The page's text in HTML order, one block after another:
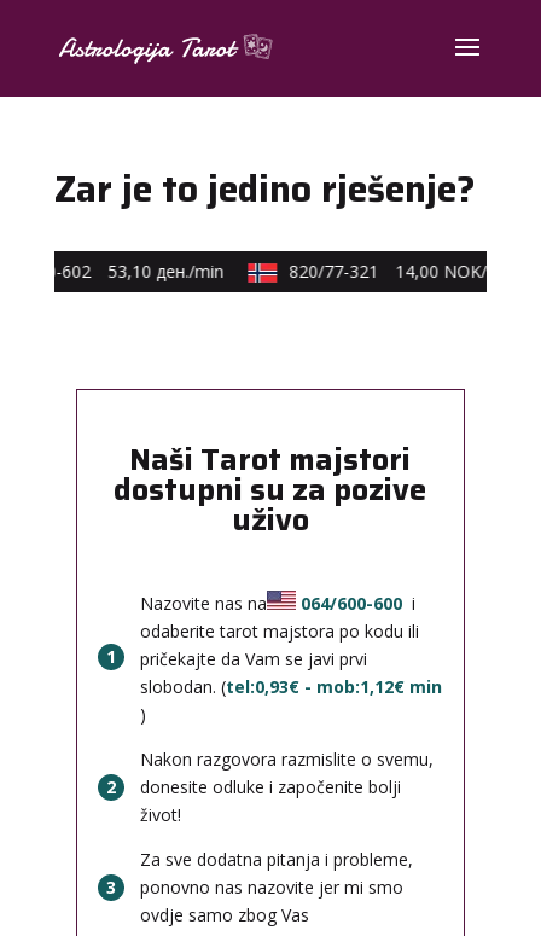
Zar je to jedino rješenje?
40-602 53,10 ден./min 820/77-321 14,00 NOK/min
Naši Tarot majstori
dostupni su za pozive
uživo
1
Nazovite nas na 064/600-600 i
odaberite tarot majstora po kodu ili
pričekajte da Vam se javi prvi
slobodan. (tel:0,93€ - mob:1,12€ min
)
2
Nakon razgovora razmislite o svemu,
donesite odluke i započenite bolji
život!
3
Za sve dodatna pitanja i probleme,
ponovno nas nazovite jer mi smo
ovdje samo zbog Vas